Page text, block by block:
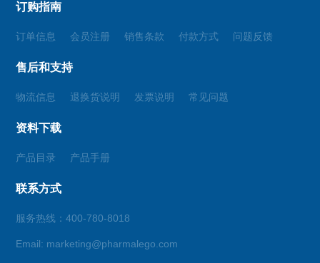
订购指南
订单信息 会员注册 销售条款 付款方式 问题反馈
售后和支持
物流信息 退换货说明 发票说明 常见问题
资料下载
产品目录 产品手册
联系方式
服务热线：400-780-8018
Email: marketing@pharmalego.com